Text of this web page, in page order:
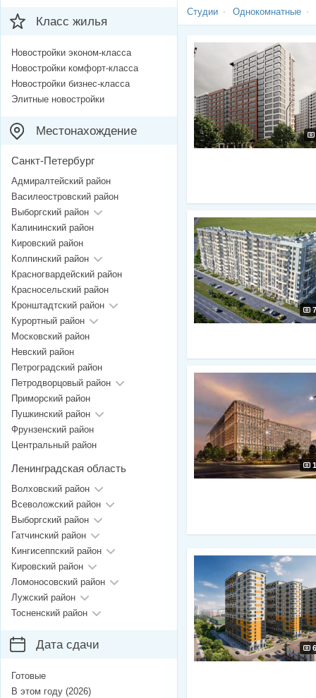
Студии Однокомнатные
Класс жилья
Новостройки эконом-класса
Новостройки комфорт-класса
Новостройки бизнес-класса
Элитные новостройки
Местонахождение
Санкт-Петербург
Адмиралтейский район
Василеостровский район
Выборгский район
Калининский район
Кировский район
Колпинский район
Красногвардейский район
Красносельский район
Кронштадтский район
Курортный район
Московский район
Невский район
Петроградский район
Петродворцовый район
Приморский район
Пушкинский район
Фрунзенский район
Центральный район
Ленинградская область
Волховский район
Всеволожский район
Выборгский район
Гатчинский район
Кингисеппский район
Кировский район
Ломоносовский район
Лужский район
Тосненский район
Дата сдачи
Готовые
В этом году (2026)